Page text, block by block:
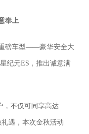
奉上
磅车型——豪华安全大
纪元ES，推出诚意满
，不仅可同享高达
遇，本次金秋活动